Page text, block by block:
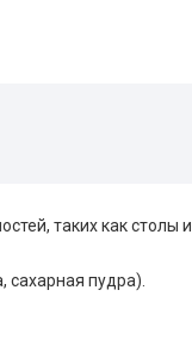
таких как столы и
сахарная пудра).